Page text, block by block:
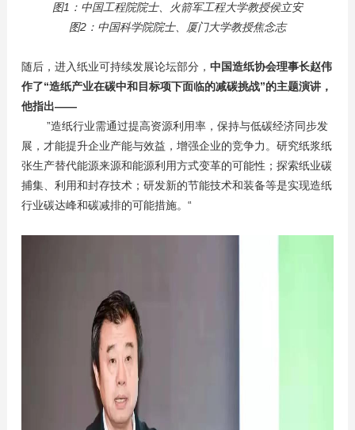
图1：中国工程院院士、火箭军工程大学教授侯立安
图2：中国科学院院士、厦门大学教授焦念志
随后，进入纸业可持续发展论坛部分， 中国造纸协会理事长赵伟
作了“造纸产业在碳中和目标项下面临的减碳挑战”的主题演讲，
他指出——
”造纸行业需通过提高资源利用率，保持与低碳经济同步发
展，才能提升企业产能与效益，增强企业的竞争力。研究纸浆纸
张生产替代能源来源和能源利用方式变革的可能性；探索纸业碳
捕集、利用和封存技术；研发新的节能技术和装备等是实现造纸
行业碳达峰和碳减排的可能措施。“